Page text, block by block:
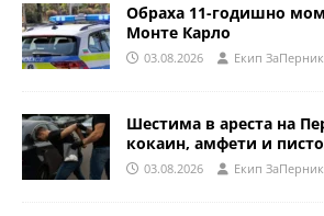
Обраха 11-годишно
Монте Карло
03.08.2026 Eкип ЗаПерник
Шестима в ареста на
кокаин, амфети и
03.08.2026 Eкип ЗаПерник